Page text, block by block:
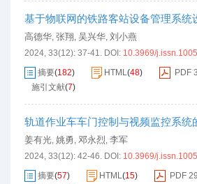
基于物联网的铁路客站设备管理系统
高德华, 张翔, 吴兴华, 刘小燕
2024, 33(12): 37-41. DOI: 10.3969/
摘要(182) HTML(48) PDF
施引文献(7)
轨道作业车车门控制与视频监控系统
姜有光, 姚勇, 邓永烈, 李军
2024, 33(12): 42-46. DOI: 10.3969/
摘要(57) HTML(15) PDF